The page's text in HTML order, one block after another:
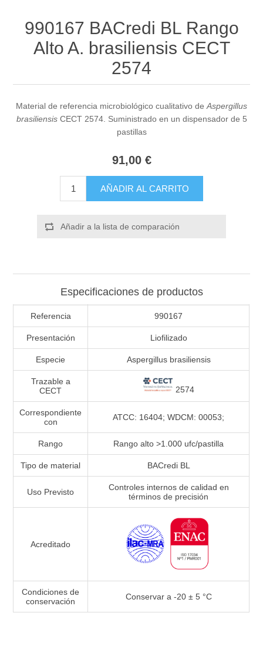
990167 BACredi BL Rango
Alto A. brasiliensis CECT
2574
Material de referencia microbiológico cualitativo de Aspergillus
brasiliensisCECT 2574. Suministrado en un dispensador de 5
pastillas
91,00 €
AÑADIR AL CARRITO
Añadir a la lista de comparación
Especificaciones de productos
Referencia 990167
Presentación Liofilizado
Especie Aspergillus brasiliensis
Trazable a
CECT
2574
Correspondiente
con
ATCC: 16404; WDCM: 00053;
Rango Rango alto >1.000 ufc/pastilla
Tipo de material BACredi BL
Uso Previsto
Controles internos de calidad en
términos de precisión
Acreditado
Condiciones de
conservación
Conservar a -20 ± 5 °C